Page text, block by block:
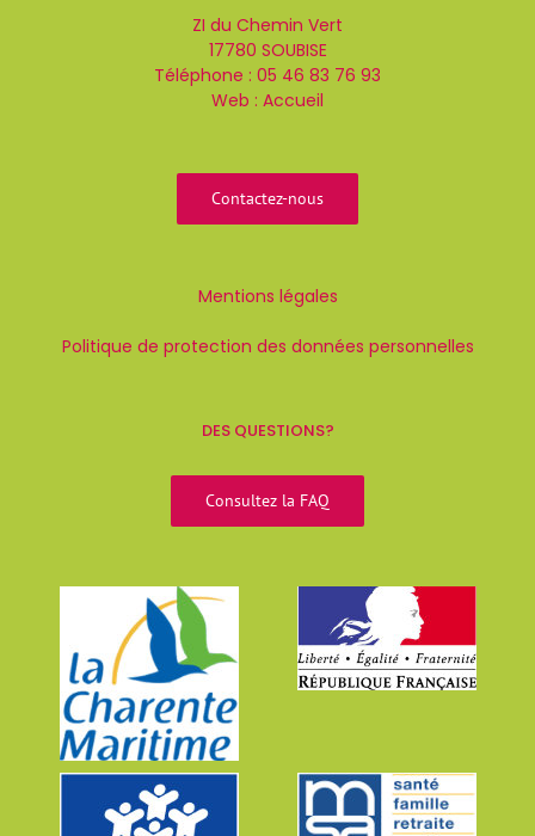
ZI du Chemin Vert
17780 SOUBISE
Téléphone : 05 46 83 76 93
Web : Accueil
Contactez-nous
Mentions légales
Politique de protection des données personnelles
DES QUESTIONS?
Consultez la FAQ